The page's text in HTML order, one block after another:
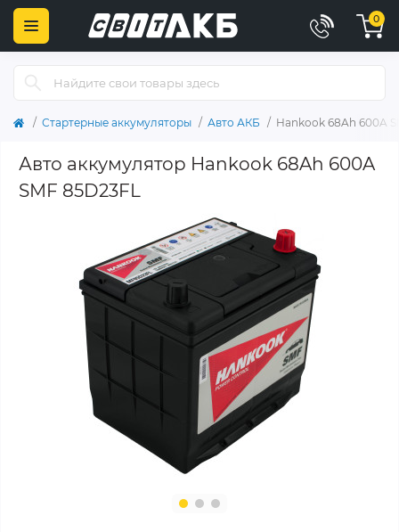
0
Стартерные аккумуляторы Авто АКБ Hankook 68Ah 600A
Авто аккумулятор Hankook 68Ah 600A
SMF 85D23FL